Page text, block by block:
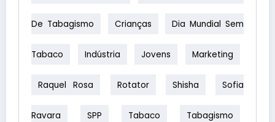
De Tabagismo Crianças Dia Mundial Sem
Tabaco Indústria Jovens Marketing
Raquel Rosa Rotator Shisha Sofia
Ravara SPP Tabaco Tabagismo